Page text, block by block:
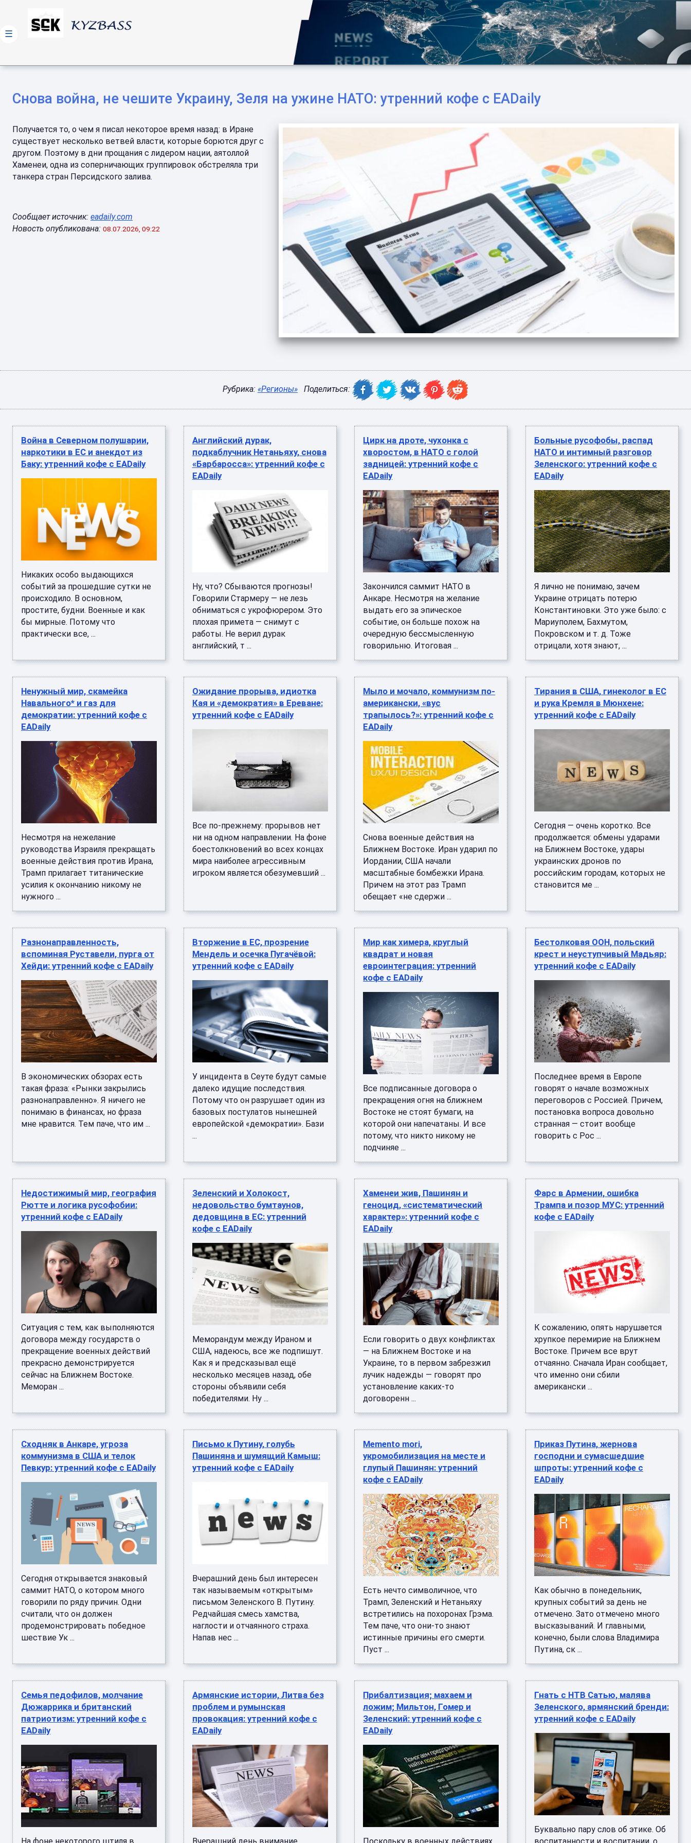
Снова война, не чешите Украину, Зеля на ужине НАТО: утренний кофе с EADaily
Получается то, о чем я писал некоторое время назад: в Иране
существует несколько ветвей власти, которые борются друг с
другом. Поэтому в дни прощания с лидером нации, аятоллой
Хаменеи, одна из соперничающих группировок обстреляла три
танкера стран Персидского залива.
Сообщает источник: eadaily.com
Новость опубликована: 08.07.2026, 09:22
Рубрика: «Регионы» Поделиться:
Война в Северном полушарии,
наркотики в ЕС и анекдот из
Баку: утренний кофе с EADaily
Никаких особо выдающихся
событий за прошедшие сутки не
происходило. В основном,
простите, будни. Военные и как
бы мирные. Потому что
практически все, ...
Английский дурак,
подкаблучник Нетаньяху, снова
«Барбаросса»: утренний кофе с
EADaily
Ну, что? Сбываются прогнозы!
Говорили Стармеру — не лезь
обниматься с укрофюрером. Это
плохая примета — снимут с
работы. Не верил дурак
английский, т ...
Цирк на дроте, чухонка с
хворостом, в НАТО с голой
задницей: утренний кофе с
EADaily
Закончился саммит НАТО в
Анкаре. Несмотря на желание
выдать его за эпическое
событие, он больше похож на
очередную бессмысленную
говорильню. Итоговая ...
Больные русофобы, распад
НАТО и интимный разговор
Зеленского: утренний кофе с
EADaily
Я лично не понимаю, зачем
Украине отрицать потерю
Константиновки. Это уже было: с
Мариуполем, Бахмутом,
Покровском и т. д. Тоже
отрицали, хотя знают, ...
Ненужный мир, скамейка
Навального* и газ для
демократии: утренний кофе с
EADaily
Несмотря на нежелание
руководства Израиля прекращать
военные действия против Ирана,
Трамп прилагает титанические
усилия к окончанию никому не
нужного ...
Ожидание прорыва, идиотка
Кая и «демократия» в Ереване:
утренний кофе с EADaily
Все по-прежнему: прорывов нет
ни на одном направлении. На фоне
боестолкновений во всех концах
мира наиболее агрессивным
игроком является обезумевший ...
Мыло и мочало, коммунизм по-
американски, «вус
трапылось?»: утренний кофе с
EADaily
Снова военные действия на
Ближнем Востоке. Иран ударил по
Иордании, США начали
масштабные бомбежки Ирана.
Причем на этот раз Трамп
обещает «не сдержи ...
Тирания в США, гинеколог в ЕС
и рука Кремля в Мюнхене:
утренний кофе с EADaily
Сегодня — очень коротко. Все
продолжается: обмены ударами
на Ближнем Востоке, удары
украинских дронов по
российским городам, которых не
становится ме ...
Разнонаправленность,
вспоминая Руставели, пурга от
Хейди: утренний кофе с EADaily
В экономических обзорах есть
такая фраза: «Рынки закрылись
разнонаправленно». Я ничего не
понимаю в финансах, но фраза
мне нравится. Тем паче, что им ...
Вторжение в ЕС, прозрение
Мендель и осечка Пугачёвой:
утренний кофе с EADaily
У инцидента в Сеуте будут самые
далеко идущие последствия.
Потому что он разрушает один из
базовых постулатов нынешней
европейской «демократии». Бази
...
Мир как химера, круглый
квадрат и новая
евроинтеграция: утренний
кофе с EADaily
Все подписанные договора о
прекращения огня на ближнем
Востоке не стоят бумаги, на
которой они напечатаны. И все
потому, что никто никому не
подчиняе ...
Бестолковая ООН, польский
крест и неуступчивый Мадьяр:
утренний кофе с EADaily
Последнее время в Европе
говорят о начале возможных
переговоров с Россией. Причем,
постановка вопроса довольно
странная — стоит вообще
говорить с Рос ...
Недостижимый мир, география
Рютте и логика русофобии:
утренний кофе с EADaily
Ситуация с тем, как выполняются
договора между государств о
прекращение военных действий
прекрасно демонстрируется
сейчас на Ближнем Востоке.
Меморан ...
Зеленский и Холокост,
недовольство бумтаунов,
дедовщина в ЕС: утренний
кофе с EADaily
Меморандум между Ираном и
США, надеюсь, все же подпишут.
Как я и предсказывал ещё
несколько месяцев назад, обе
стороны объявили себя
победителями. Ну ...
Хаменеи жив, Пашинян и
геноцид, «систематический
характер»: утренний кофе с
EADaily
Если говорить о двух конфликтах
— на Ближнем Востоке и на
Украине, то в первом забрезжил
лучик надежды — говорят про
установление каких-то
договоренн ...
Фарс в Армении, ошибка
Трампа и позор МУС: утренний
кофе с EADaily
К сожалению, опять нарушается
хрупкое перемирие на Ближнем
Востоке. Причем все врут
отчаянно. Сначала Иран сообщает,
что именно они сбили
американски ...
Сходняк в Анкаре, угроза
коммунизма в США и телок
Певкур: утренний кофе с EADaily
Сегодня открывается знаковый
саммит НАТО, о котором много
говорили по ряду причин. Одни
считали, что он должен
продемонстрировать победное
шествие Ук ...
Письмо к Путину, голубь
Пашиняна и шумящий Камыш:
утренний кофе с EADaily
Вчерашний день был интересен
так называемым «открытым»
письмом Зеленского В. Путину.
Редчайшая смесь хамства,
наглости и отчаянного страха.
Напав нес ...
Memento mori,
укромобилизация на месте и
глупый Пашинян: утренний
кофе с EADaily
Есть нечто символичное, что
Трамп, Зеленский и Нетаньяху
встретились на похоронах Грэма.
Тем паче, что они-то знают
истинные причины его смерти.
Пуст ...
Приказ Путина, жернова
господни и сумасшедшие
шпроты: утренний кофе с
EADaily
Как обычно в понедельник,
крупных событий за день не
отмечено. Зато отмечено много
высказываний. И главными,
конечно, были слова Владимира
Путина, ск ...
Семья педофилов, молчание
Дюжаррика и британский
патриотизм: утренний кофе с
EADaily
Армянские истории, Литва без
проблем и румынская
провокация: утренний кофе с
EADaily
Прибалтизация; махаем и
ложим; Мильтон, Гомер и
Зеленский: утренний кофе с
EADaily
Гнать с НТВ Сатью, малява
Зеленского, армянский бренди:
утренний кофе с EADaily
Буквально пару слов об этике. Об
☰